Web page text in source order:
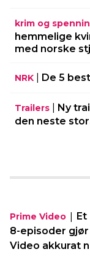
krim og
hemmelige
med norske
NRK De 5
Trailers
Ny
den neste
Prime Video | Et
8-episoder gjør
Video akkurat